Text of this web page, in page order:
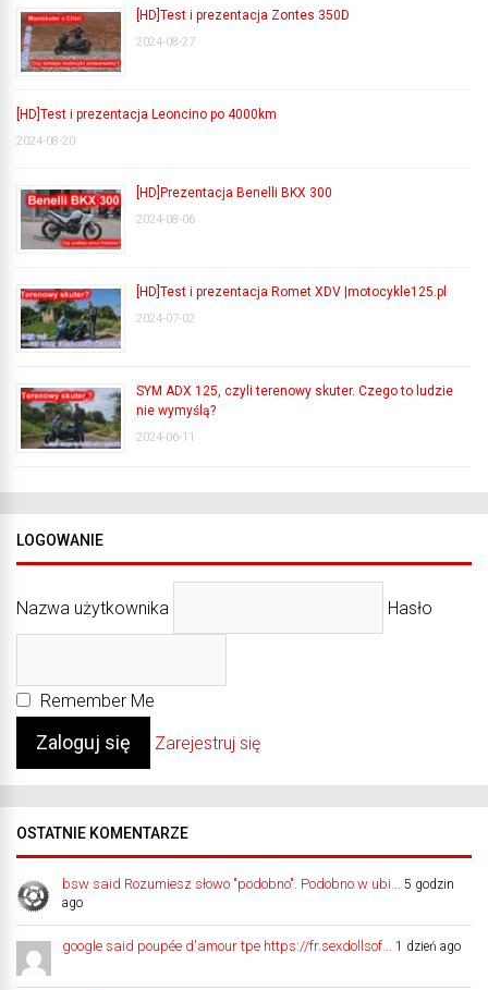
[HD]Test i prezentacja Zontes 350D
2024-08-27
[HD]Test i prezentacja Leoncino po 4000km
2024-08-20
[HD]Prezentacja Benelli BKX 300
2024-08-06
[HD]Test i prezentacja Romet XDV |motocykle125.pl
2024-07-02
SYM ADX 125, czyli terenowy skuter. Czego to ludzie
nie wymyślą?
2024-06-11
LOGOWANIE
Nazwa użytkownika Hasło
Remember Me
Zarejestruj się
OSTATNIE KOMENTARZE
bsw said Rozumiesz słowo "podobno". Podobno w ubi...
5 godzin
ago
google said poupée d'amour tpe https://fr.sexdollsof... 1 dzień ago